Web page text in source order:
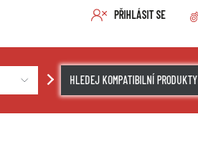
PŘIHLÁSIT SE
HLEDEJ KOMPATIBILNÍ PRODUKTY